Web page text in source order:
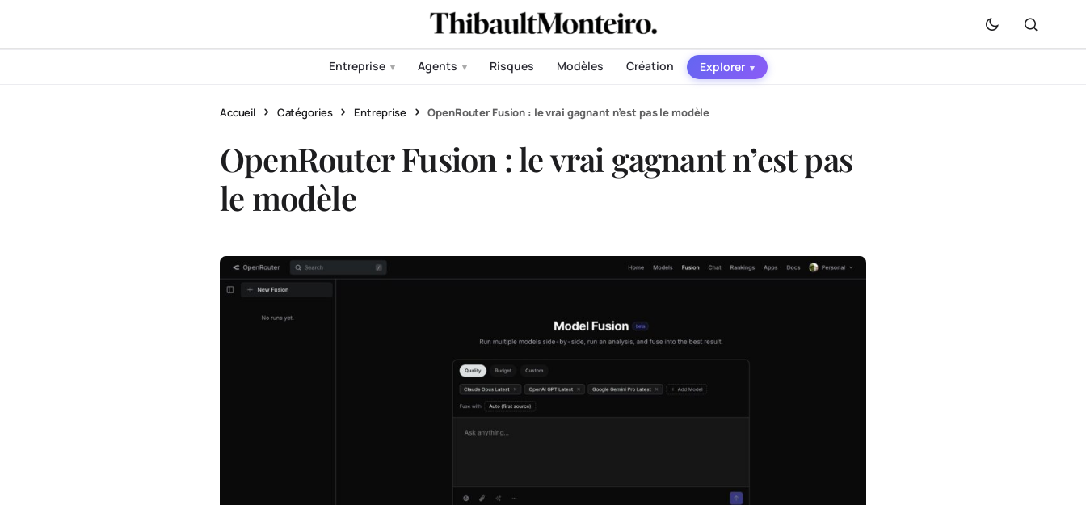
Entreprise ▾ Agents ▾ Risques Modèles Création Explorer ▾
Accueil Catégories Entreprise OpenRouter Fusion : le vrai gagnant n’est pas le modèle
OpenRouter Fusion : le vrai gagnant n’est pas
le modèle